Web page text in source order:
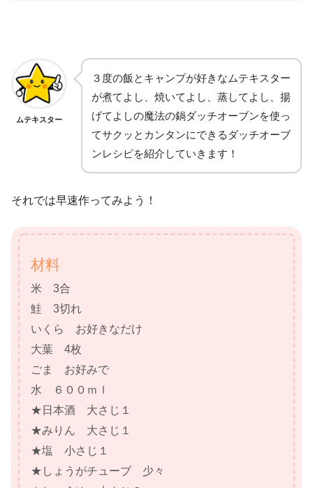
ムテキスター
３度の飯とキャンプが好きなムテキスター
が煮てよし、焼いてよし、蒸してよし、揚
げてよしの魔法の鍋ダッチオーブンを使っ
てサクッとカンタンにできるダッチオーブ
ンレシピを紹介していきます！
それでは早速作ってみよう！
材料
米 3合
鮭 3切れ
いくら お好きなだけ
大葉 4枚
ごま お好みで
水 ６００ｍｌ
★日本酒 大さじ１
★みりん 大さじ１
★塩 小さじ１
★しょうがチューブ 少々